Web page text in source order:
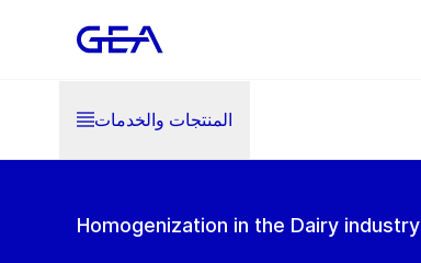
المنتجات والخدمات
Homogenization in the Dairy industry